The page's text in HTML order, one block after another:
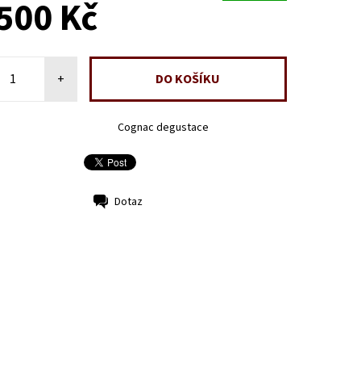
Kč
+
Cognac degustace
Dotaz